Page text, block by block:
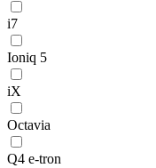
i7
Ioniq 5
iX
Octavia
Q4 e-tron